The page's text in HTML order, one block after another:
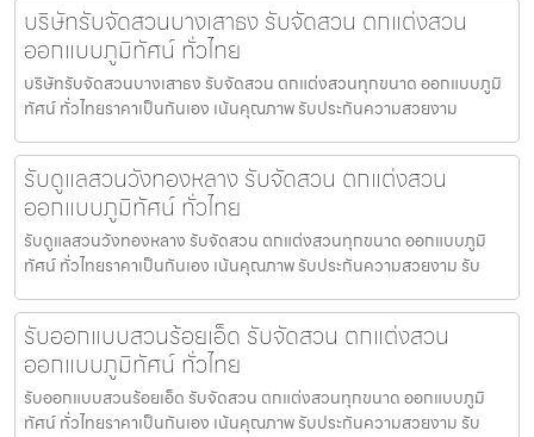
บริษัทรับจัดสวนบางเสาธง รับจัดสวน ตกแต่งสวน
ออกแบบภูมิทัศน์ ทั่วไทย
บริษัทรับจัดสวนบางเสาธง รับจัดสวน ตกแต่งสวนทุกขนาด ออกแบบภูมิ
ทัศน์ ทั่วไทยราคาเป็นกันเอง เน้นคุณภาพ รับประกันความสวยงาม
รับดูแลสวนวังทองหลาง รับจัดสวน ตกแต่งสวน
ออกแบบภูมิทัศน์ ทั่วไทย
รับดูแลสวนวังทองหลาง รับจัดสวน ตกแต่งสวนทุกขนาด ออกแบบภูมิ
ทัศน์ ทั่วไทยราคาเป็นกันเอง เน้นคุณภาพ รับประกันความสวยงาม รับ
รับออกแบบสวนร้อยเอ็ด รับจัดสวน ตกแต่งสวน
ออกแบบภูมิทัศน์ ทั่วไทย
รับออกแบบสวนร้อยเอ็ด รับจัดสวน ตกแต่งสวนทุกขนาด ออกแบบภูมิ
ทัศน์ ทั่วไทยราคาเป็นกันเอง เน้นคุณภาพ รับประกันความสวยงาม รับ